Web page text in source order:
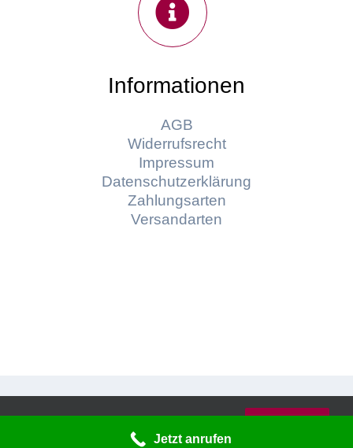
Informationen
AGB
Widerrufsrecht
Impressum
Datenschutzerklärung
Zahlungsarten
Versandarten
2026 | Konzept und Webdesign by
Jetzt anrufen